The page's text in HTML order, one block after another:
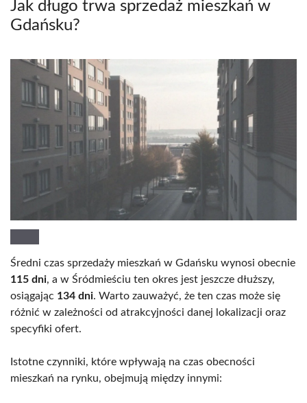
Jak długo trwa sprzedaż mieszkań w
Gdańsku?
Średni czas sprzedaży mieszkań w Gdańsku wynosi obecnie
115 dni, a w Śródmieściu ten okres jest jeszcze dłuższy,
osiągając 134 dni. Warto zauważyć, że ten czas może się
różnić w zależności od atrakcyjności danej lokalizacji oraz
specyfiki ofert.
Istotne czynniki, które wpływają na czas obecności
mieszkań na rynku, obejmują między innymi: